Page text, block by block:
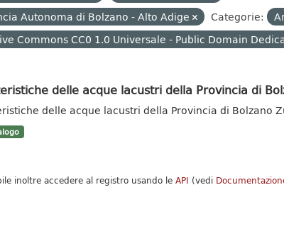
Autonoma di Bolzano - Alto Adige
Categorie:
Commons CC0 1.0 Universale - Public Domain
delle acque lacustri della Provincia di
delle acque lacustri della Provincia di Bolzano
inoltre accedere al registro usando le API (vedi